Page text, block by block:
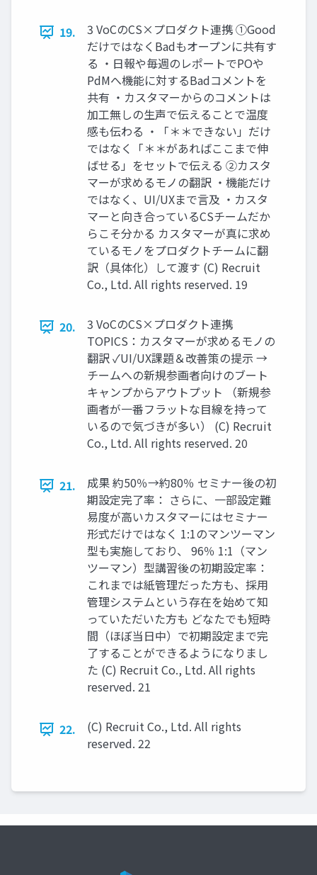
19.
3 VoCのCS×プロダクト連携 ①Good
だけではなくBadもオープンに共有す
る ・日報や毎週のレポートでPOや
PdMへ機能に対するBadコメントを
共有 ・カスタマーからのコメントは
加工無しの生声で伝えることで温度
感も伝わる ・「＊＊できない」だけ
ではなく「＊＊があればここまで伸
ばせる」をセットで伝える ②カスタ
マーが求めるモノの翻訳 ・機能だけ
ではなく、UI/UXまで言及 ・カスタ
マーと向き合っているCSチームだか
らこそ分かる カスタマーが真に求め
ているモノをプロダクトチームに翻
訳（具体化）して渡す (C) Recruit
Co., Ltd. All rights reserved. 19
20.
3 VoCのCS×プロダクト連携
TOPICS：カスタマーが求めるモノの
翻訳 ✓UI/UX課題＆改善策の提示 →
チームへの新規参画者向けのブート
キャンプからアウトプット （新規参
画者が一番フラットな目線を持って
いるので気づきが多い） (C) Recruit
Co., Ltd. All rights reserved. 20
21.
成果 約50％→約80％ セミナー後の初
期設定完了率： さらに、一部設定難
易度が高いカスタマーにはセミナー
形式だけではなく 1:1のマンツーマン
型も実施しており、 96％ 1:1（マン
ツーマン）型講習後の初期設定率：
これまでは紙管理だった方も、採用
管理システムという存在を始めて知
っていただいた方も どなたでも短時
間（ほぼ当日中）で初期設定まで完
了することができるようになりまし
た (C) Recruit Co., Ltd. All rights
reserved. 21
22.
(C) Recruit Co., Ltd. All rights
reserved. 22